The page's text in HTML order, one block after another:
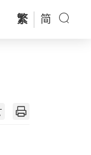
繁 简